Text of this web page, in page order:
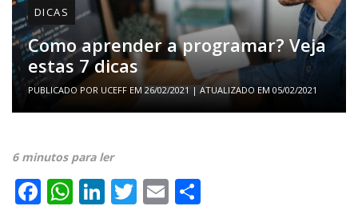
DICAS
Como aprender a programar? Veja
estas 7 dicas
PUBLICADO POR UCEFF EM 26/02/2021 | ATUALIZADO EM05/02/2021
6 minutos para ler
Facebook
WhatsApp
LinkedIn
Twitter
Email